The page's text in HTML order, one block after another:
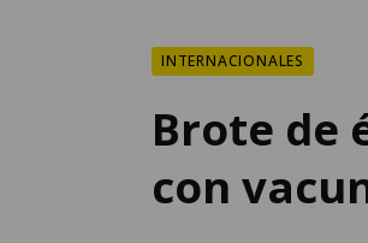
INTERNACIONALES
Brote de
con